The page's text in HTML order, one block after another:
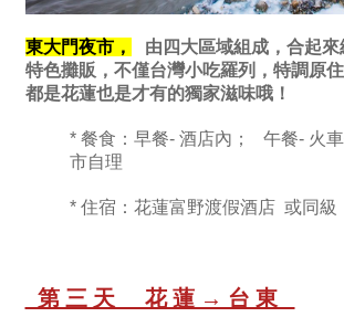
東大門夜市，
由四大區域組成，合起來
特色攤販，不僅台灣小吃羅列，特調原
都是花蓮也是才有的獨家滋味哦！
* 餐食：早餐- 酒店內； 午餐- 火
市自理
* 住宿：花蓮富野渡假酒店 或同級
第三天 花蓮→台東